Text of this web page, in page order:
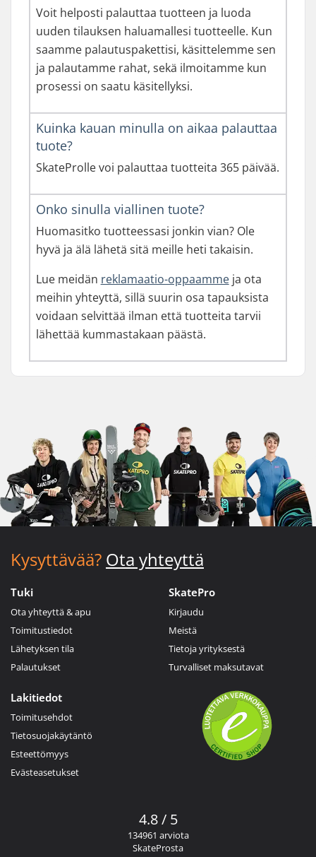
Voit helposti palauttaa tuotteen ja luoda
uuden tilauksen haluamallesi tuotteelle. Kun
saamme palautuspakettisi, käsittelemme sen
ja palautamme rahat, sekä ilmoitamme kun
prosessi on saatu käsitellyksi.
Kuinka kauan minulla on aikaa palauttaa
tuote?
SkateProlle voi palauttaa tuotteita 365 päivää.
Onko sinulla viallinen tuote?
Huomasitko tuotteessasi jonkin vian? Ole
hyvä ja älä lähetä sitä meille heti takaisin.
Lue meidän reklamaatio-oppaammeja ota
meihin yhteyttä, sillä suurin osa tapauksista
voidaan selvittää ilman että tuotteita tarvii
lähettää kummastakaan päästä.
Kysyttävää? Ota yhteyttä
Tuki
Ota yhteyttä & apu
Toimitustiedot
Lähetyksen tila
Palautukset
SkatePro
Kirjaudu
Meistä
Tietoja yrityksestä
Turvalliset maksutavat
Lakitiedot
Toimitusehdot
Tietosuojakäytäntö
Esteettömyys
Evästeasetukset
4.8 / 5
134961 arviota
SkateProsta